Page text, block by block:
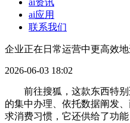
ai资讯
ai应用
联系我们
企业正在日常运营中更高效
2026-06-03 18:02
前往搜狐，这款东西特别
的集中办理、依托数据阐发
求消费习惯，它还供给了功